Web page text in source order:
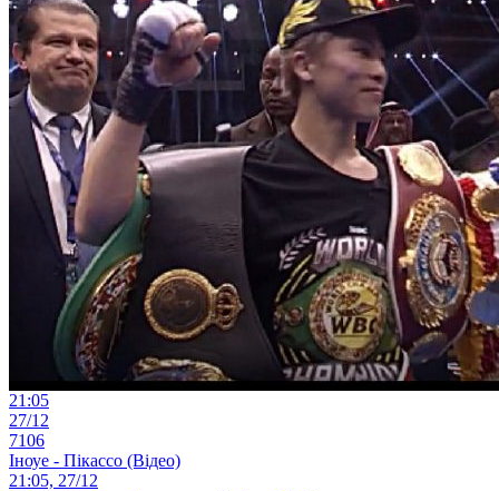
21:05
27/12
7106
Іноуе - Пікассо (Відео)
21:05, 27/12